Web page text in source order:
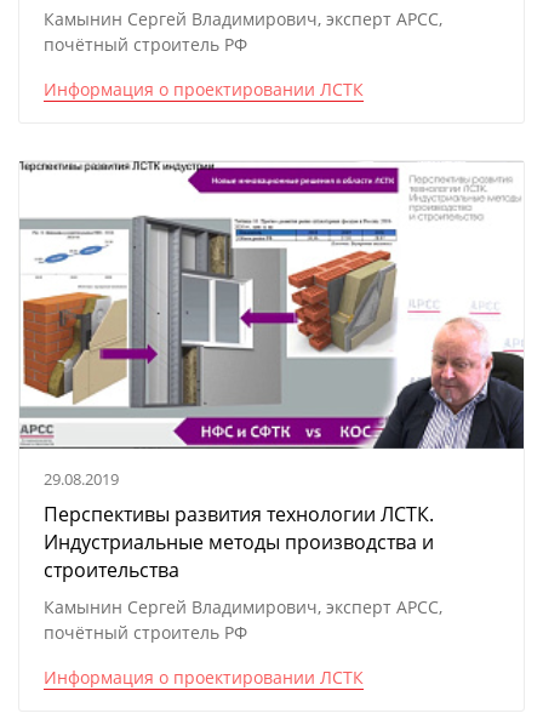
Камынин Сергей Владимирович, эксперт АРСС,
почётный строитель РФ
Информация о проектировании ЛСТК
29.08.2019
Перспективы развития технологии ЛСТК.
Индустриальные методы производства и
строительства
Камынин Сергей Владимирович, эксперт АРСС,
почётный строитель РФ
Информация о проектировании ЛСТК